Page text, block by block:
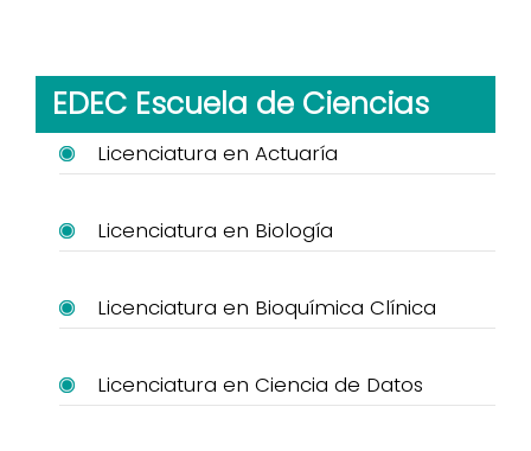
EDEC Escuela de Ciencias
Licenciatura en Actuaría
Licenciatura en Biología
Licenciatura en Bioquímica Clínica
Licenciatura en Ciencia de Datos